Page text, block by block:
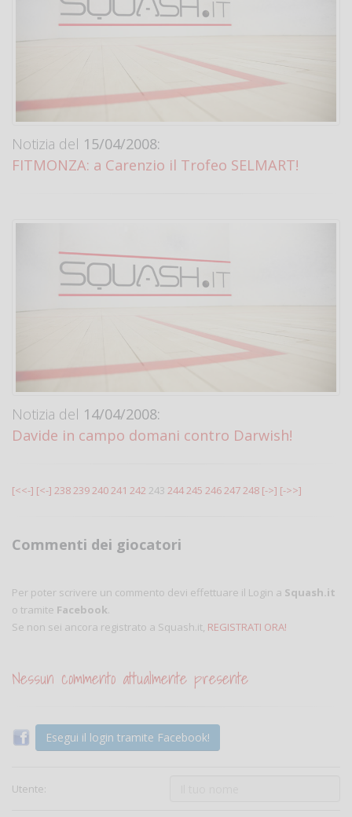
Notizia del 15/04/2008:
FITMONZA: a Carenzio il Trofeo SELMART!
Notizia del 14/04/2008:
Davide in campo domani contro Darwish!
[<<-] [<-] 238239240241 242 243 244245 246247248 [->] [->>]
Commenti dei giocatori
Per poter scrivere un commento devi effettuare il Login a Squash.it
o tramite Facebook.
Se non sei ancora registrato a Squash.it, REGISTRATI ORA!
Nessun commento attualmente presente
Esegui il login tramite Facebook!
Utente: